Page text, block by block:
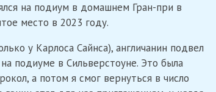
на подиум в домашнем Гран-при в
место в 2023 году.
у Карлоса Сайнса), англичанин подвел
подиуме в Сильверстоуне. Это была
а потом я смог вернуться в число